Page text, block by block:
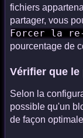
fichiers
partager, vous
Forcer la
pourcentage de
Vérifier que
Selon la
possible qu'un
de façon